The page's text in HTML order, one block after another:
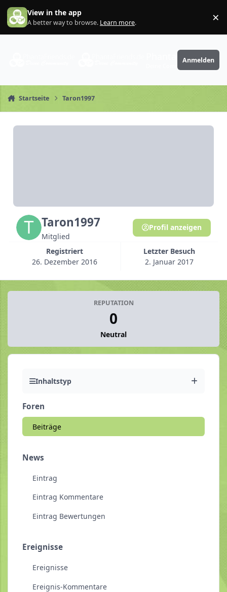
Zum Inhalt springen
View in the app
A better way to browse. Learn more. ×
PhantaFriends.de
Anmelden
Startseite Taron1997
Taron1997
Mitglied
Registriert
26. Dezember 2016
Letzter Besuch
2. Januar 2017
Profil anzeigen
REPUTATION
0
Neutral
Inhaltstyp
Foren
Beiträge
News
Eintrag
Eintrag Kommentare
Eintrag Bewertungen
Ereignisse
Ereignisse
Ereignis-Kommentare